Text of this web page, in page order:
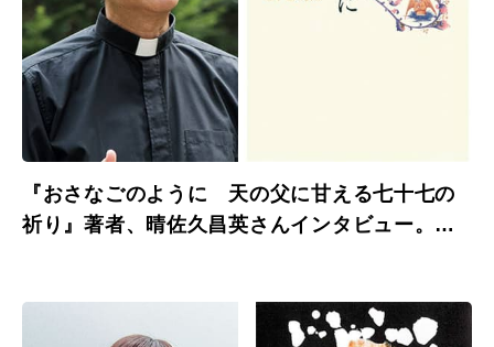
『おさなごのように 天の父に甘える七十七の
祈り』著者、晴佐久昌英さんインタビュー。